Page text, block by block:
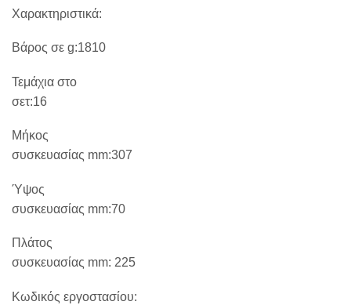
Χαρακτηριστικά:
Βάρος σε g:1810
Τεμάχια στο
σετ:16
Μήκος
συσκευασίας mm:307
Ύψος
συσκευασίας mm:70
Πλάτος
συσκευασίας mm: 225
Κωδικός εργοστασίου: